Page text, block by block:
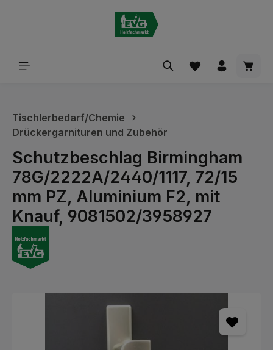
Tischlerbedarf/Chemie
Drückergarnituren und Zubehör
Schutzbeschlag Birmingham
78G/2222A/2440/1117, 72/15
mm PZ, Aluminium F2, mit
Knauf, 9081502/3958927